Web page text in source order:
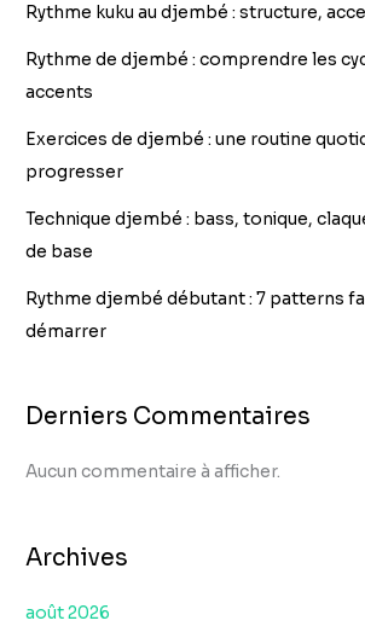
Rythme kuku au djembé : structure,
Rythme de djembé : comprendre les
accents
Exercices de djembé : une routine
progresser
Technique djembé : bass, tonique,
de base
Rythme djembé débutant : 7 patterns
démarrer
Derniers Commentaires
Aucun commentaire à afficher.
Archives
août 2026